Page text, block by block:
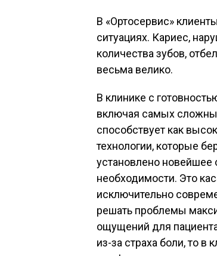
В «Ортосервис»
ситуациях. Кариес,
количества зубов,
весьма велико.
В клинике с
включая самых
способствует как
технологии, которые
установлено новейшее
необходимости. Это
исключительно
решать проблемы
ощущений для
из-за страха боли, то в